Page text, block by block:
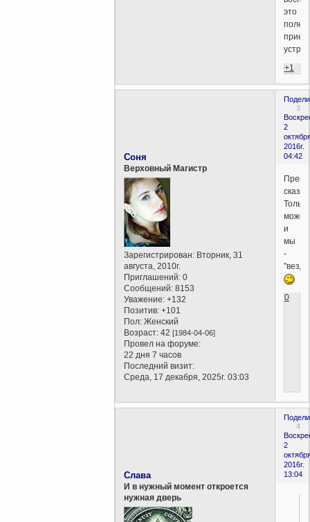
это
поле
+1
3
2
2016г.
04:42
Соня
Верховный Магистр
Зарегистрирован: Вторник, 31
августа, 2010г.
Приглашений: 0
Сообщений: 8153
Уважение: +132
Позитив: +101
Пол: Женский
Возраст: 42[1984-04-06]
Провел на форуме:
22 дня 7 часов
Последний визит:
Среда, 17 декабря, 2025г. 03:03
может,
и
мы
-
0
4
2
2016г.
13:04
Слава
И в нужный момент откроется
нужная дверь